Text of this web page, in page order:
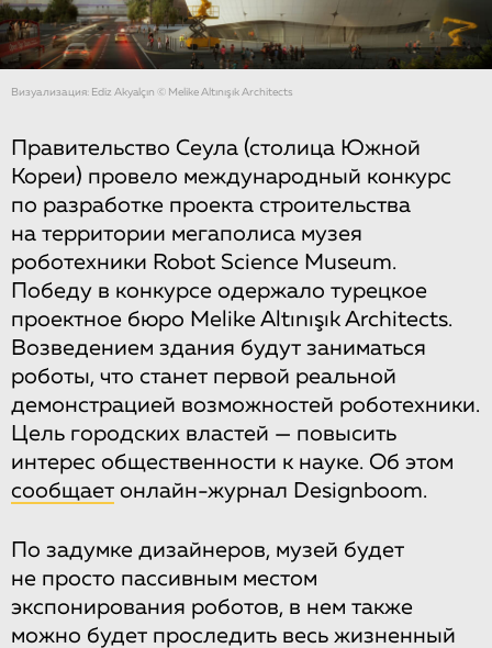
Визуализация: Ediz Akyalçın © Melike Altınışık Architects
Правительство Сеула (столица Южной
Кореи) провело международный конкурс
по разработке проекта строительства
на территории мегаполиса музея
роботехники Robot Science Museum.
Победу в конкурсе одержало турецкое
проектное бюро Melike Altınışık Architects.
Возведением здания будут заниматься
роботы, что станет первой реальной
демонстрацией возможностей роботехники.
Цель городских властей — повысить
интерес общественности к науке. Об этом
сообщает онлайн-журнал Designboom.
По задумке дизайнеров, музей будет
не просто пассивным местом
экспонирования роботов, в нем также
можно будет проследить весь жизненный